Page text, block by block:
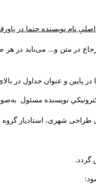
نام نویسنده حتما در
در متن و... می‌باید
پایین و عنوان جداول در
نويسنده مسئول
طراحی شهری، استادیار گروه
گردد.